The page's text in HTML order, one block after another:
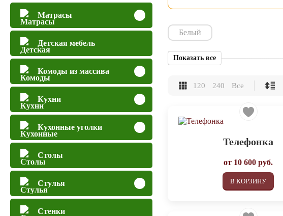
Матрасы
Детская мебель
Комоды из массива
Кухни
Кухонные уголки
Столы
Стулья
Стенки
Белый
Показать все
120 240 Все
Телефонка
от 10 600 руб.
В КОРЗИНУ